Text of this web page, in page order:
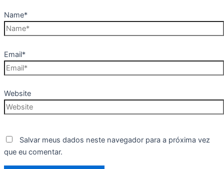
Name*
Email*
Website
Salvar meus dados neste navegador para a próxima vez
que eu comentar.